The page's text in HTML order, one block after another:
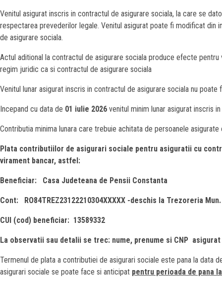
Venitul asigurat inscris in contractul de asigurare sociala, la care se
respectarea prevederilor legale. Venitul asigurat poate fi modificat din
de asigurare sociala.
Actul aditional la contractul de asigurare sociala produce efecte
regim juridic ca si contractul de asigurare sociala
Venitul lunar asigurat inscris in contractul de asigurare sociala nu
Incepand cu data de 01 iulie 2026 venitul minim lunar asigurat inscris
Contributia minima lunara care trebuie achitata de persoanele
Plata contributiilor de asigurari sociale pentru asiguratii cu
virament bancar, astfel:
Beneficiar: Casa Judeteana de Pensii Constanta
Cont: RO84TREZ23122210304XXXXX -deschis la Trezoreria
CUI (cod) beneficiar: 13589332
La observatii sau detalii se trec: nume, prenume si CNP
Termenul de plata a contributiei de asigurari sociale este pana la data
asigurari sociale se poate face si anticipat pentru perioada de pana